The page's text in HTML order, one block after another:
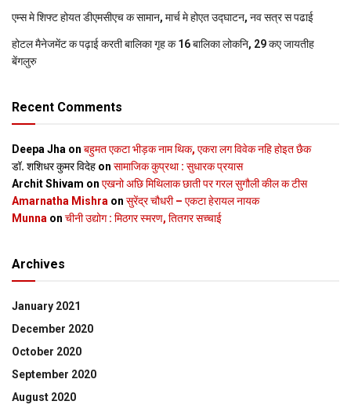
एम्स मे शिफ्ट होयत डीएमसीएच क सामान, मार्च मे होएत उद्घाटन, नव सत्र स पढाई
होटल मैनेजमेंट क पढ़ाई करती बालिका गृह क 16 बालिका लोकनि, 29 कए जायतीह
बेंगलुरु
Recent Comments
Deepa Jha on बहुमत एकटा भीड़क नाम थिक, एकरा लग विवेक नहि होइत छैक
डॉ. शशिधर कुमर विदेह on सामाजिक कुप्रथा : सुधारक प्रयास
Archit Shivam on एखनो अछि मिथिलाक छाती पर गरल सुगौली कील क टीस
Amarnatha Mishra on सुरेंद्र चौधरी – एकटा हेरायल नायक
Munna on चीनी उद्योग : मिठगर स्‍मरण, तितगर सच्‍चाई
Archives
January 2021
December 2020
October 2020
September 2020
August 2020